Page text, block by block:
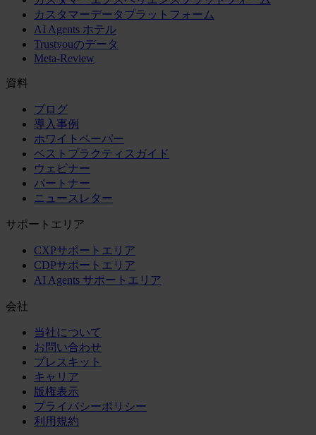
カスタマーデータプラットフォーム
AI Agents ホテル
Trustyouのデータ
Meta-Review
資料
ブログ
導入事例
ホワイトペーパー
ベストプラクティスガイド
ウェビナー
パートナー
ニュースレター
サポートエリア
CXPサポートエリア
CDPサポートエリア
AI Agents サポートエリア
会社
当社について
お問い合わせ
プレスキット
キャリア
版権表示
プライバシーポリシー
利用規約